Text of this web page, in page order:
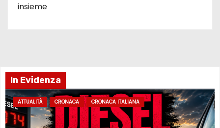
insieme
In Evidenza
ATTUALITÀ CRONACA CRONACA ITALIANA